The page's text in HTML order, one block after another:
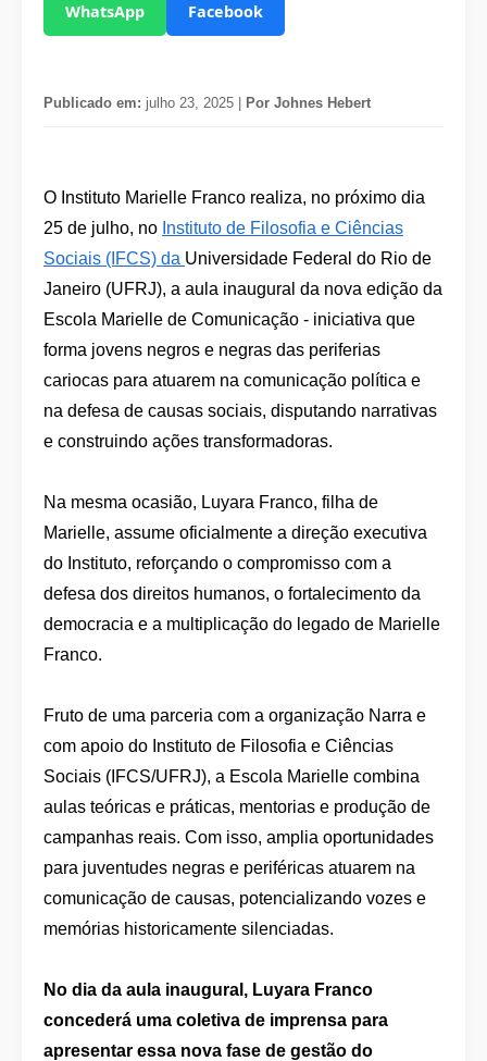
WhatsApp Facebook
Publicado em: julho 23, 2025 | Por Johnes Hebert
O Instituto Marielle Franco realiza, no próximo dia
25 de julho, no Instituto de Filosofia e Ciências
Sociais (IFCS) da Universidade Federal do Rio de
Janeiro (UFRJ), a aula inaugural da nova edição da
Escola Marielle de Comunicação - iniciativa que
forma jovens negros e negras das periferias
cariocas para atuarem na comunicação política e
na defesa de causas sociais, disputando narrativas
e construindo ações transformadoras.
Na mesma ocasião, Luyara Franco, filha de
Marielle, assume oficialmente a direção executiva
do Instituto, reforçando o compromisso com a
defesa dos direitos humanos, o fortalecimento da
democracia e a multiplicação do legado de Marielle
Franco.
Fruto de uma parceria com a organização Narra e
com apoio do Instituto de Filosofia e Ciências
Sociais (IFCS/UFRJ), a Escola Marielle combina
aulas teóricas e práticas, mentorias e produção de
campanhas reais. Com isso, amplia oportunidades
para juventudes negras e periféricas atuarem na
comunicação de causas, potencializando vozes e
memórias historicamente silenciadas.
No dia da aula inaugural, Luyara Franco
concederá uma coletiva de imprensa para
apresentar essa nova fase de gestão do